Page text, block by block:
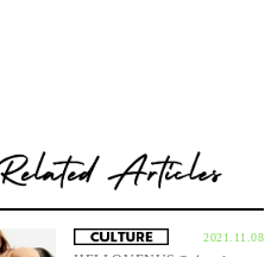
2021.11.08